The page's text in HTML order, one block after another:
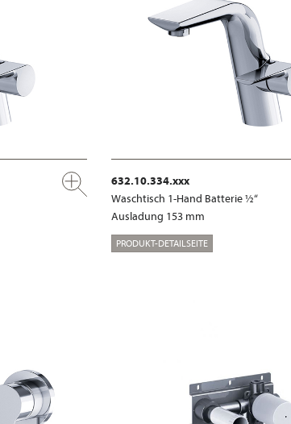
632.10.334.xxx
Waschtisch 1-Hand Batterie ½“
Ausladung 153 mm
PRODUKT-DETAILSEITE